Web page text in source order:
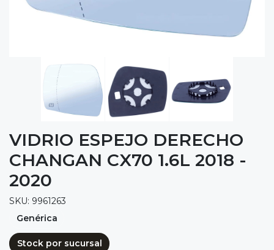
VIDRIO ESPEJO DERECHO
CHANGAN CX70 1.6L 2018 -
2020
SKU: 9961263
Genérica
Stock por sucursal